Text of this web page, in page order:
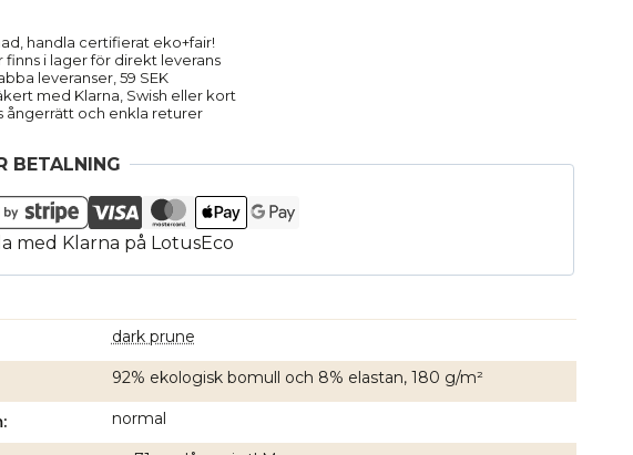
handla certifierat eko+fair!
finns i lager för direkt leverans
leveranser, 59 SEK
med Klarna, Swish eller kort
ångerrätt och enkla returer
BETALNING
dark prune
92% ekologisk bomull och 8% elastan, 180 g/m²
normal